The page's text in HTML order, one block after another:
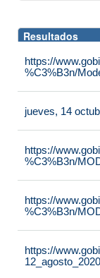
Resultados
https://
%C3%B3n/
jueves, 14
https://
%C3%B3n/
https://
%C3%B3n/
https://